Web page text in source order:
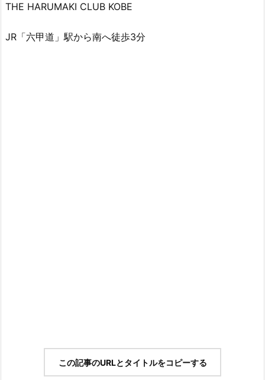
THE HARUMAKI CLUB KOBE
JR「六甲道」駅から南へ徒歩3分
この記事のURLとタイトルをコピーする